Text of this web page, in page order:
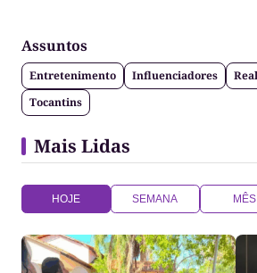
Assuntos
Entretenimento Influenciadores
Tocantins
Mais Lidas
HOJE SEMANA MÊS